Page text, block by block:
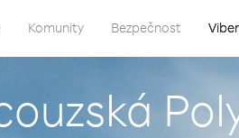
Komunity Bezpečnost